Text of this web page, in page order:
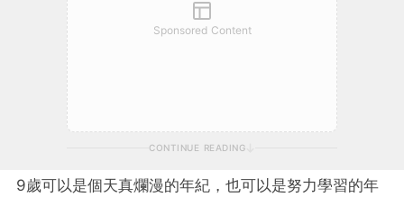
Sponsored Content
CONTINUE READING
9歲可以是個天真爛漫的年紀，也可以是努力學習的年